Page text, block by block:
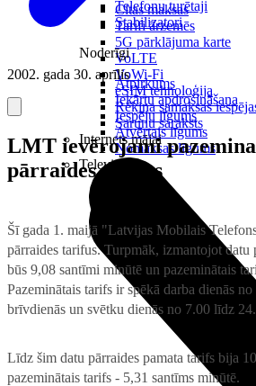
Citas maksas
Tarifi ārzemēs
5G pārklājuma karte
VoLTE
VoWi-Fi
eSIM tehnoloģija
Rēķina samaksas
Sarunu saraksts
Internets mājai
Telefonu turētaji
Stabilizatori
Noderīgi
Atpirkums
Iekārtu apdrošināšana
Iespēju līgums
Atvērtais līgums
Nomaksas līgums
Televizori
2002. gada 30. aprīlis
LMT ievērojami
pārraides tarifus
Šī gada 1. maijā "Latvijas Mobilais
pārraides tarifus. Turpmāk, izmantojot datu
būs 9,08 santīmi minūtē un pazeminātais
Pazeminātais tarifs ir spēkā darba dienās
brīvdienās un svētku dienās no 7.00 līdz
Līdz šim datu pārraides pamata tarifs bija
pazeminātais tarifs - 5,31 santīms minūtē.